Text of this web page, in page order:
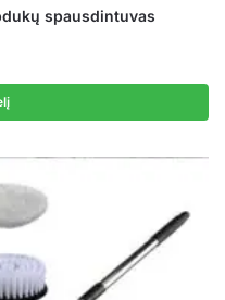
spausdintuvas